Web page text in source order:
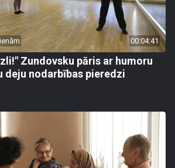
00:04:41
Zundovsku pāris ar humoru
deju nodarbības pieredzi